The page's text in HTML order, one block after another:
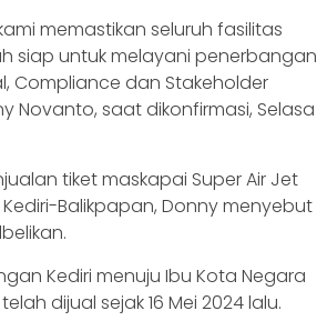
memastikan seluruh fasilitas
siap untuk melayani penerbangan
Compliance dan Stakeholder
Novanto, saat dikonfirmasi, Selasa
tiket maskapai Super Air Jet
Balikpapan, Donny menyebut
Kediri menuju Ibu Kota Negara
dijual sejak 16 Mei 2024 lalu.